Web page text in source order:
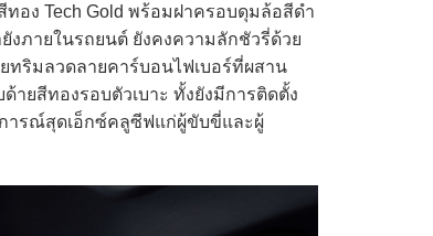
อง Tech Gold พร้อมฝาครอบดุมล้อสีดำ
งภายในรถยนต์ ยังคงความลักชัวรี่ด้วย
ทริมลวดลายคาร์บอนไฟเบอร์ที่ผสาน
ายสีทองรอบตัวเบาะ ทั้งยังมีการติดตั้ง
ารณ์สุดเอ็กซ์คลูซีฟแก่ผู้ขับขี่และผู้